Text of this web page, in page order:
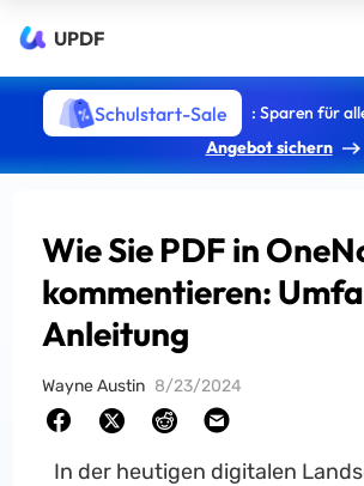
UPDF
Schulstart-Sale
: Sparen für
Angebot sichern
Wie Sie PDF in
kommentieren:
Anleitung
Wayne Austin 8/23/2024
In der heutigen digitalen